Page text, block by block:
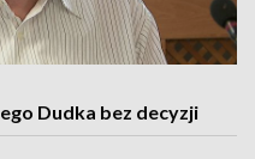
Dudka bez decyzji